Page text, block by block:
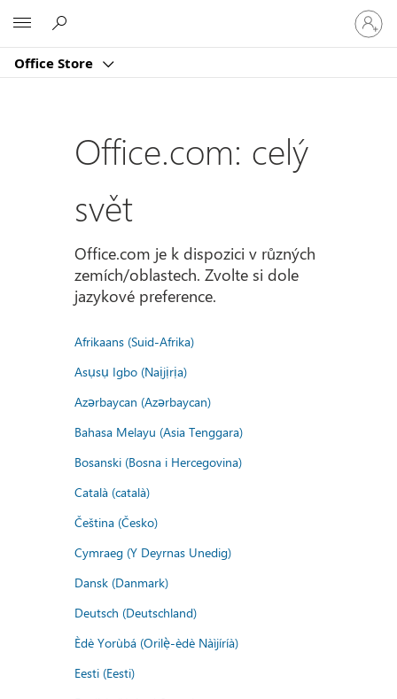
Office Store
se
ke
účtu
Office.com: celý
svět
Office.com je k dispozici v různých
zemích/oblastech. Zvolte si dole
jazykové preference.
Afrikaans (Suid-Afrika)
Asụsụ Igbo (Naịjịrịa)
Azərbaycan (Azərbaycan)
Bahasa Melayu (Asia Tenggara)
Bosanski (Bosna i Hercegovina)
Català (català)
Čeština (Česko)
Cymraeg (Y Deyrnas Unedig)
Dansk (Danmark)
Deutsch (Deutschland)
Èdè Yorùbá (Orilẹ̀-èdè Nàìjíríà)
Eesti (Eesti)